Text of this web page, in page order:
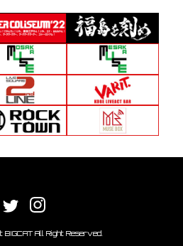
All Right Reserved.